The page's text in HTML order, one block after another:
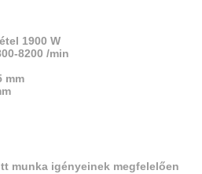
1900 W
8200 /min
mm
munka igényeinek megfelelően